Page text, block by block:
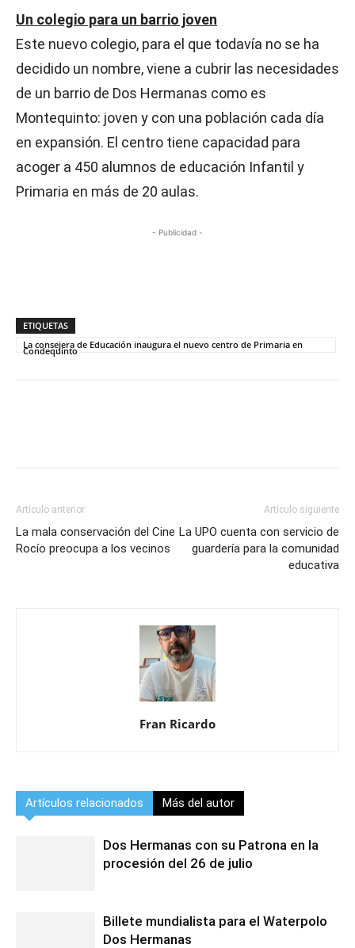
Un colegio para un barrio joven
Este nuevo colegio, para el que todavía no se ha
decidido un nombre, viene a cubrir las necesidades
de un barrio de Dos Hermanas como es
Montequinto: joven y con una población cada día
en expansión. El centro tiene capacidad para
acoger a 450 alumnos de educación Infantil y
Primaria en más de 20 aulas.
- Publicidad -
ETIQUETAS
La consejera de Educación inaugura el nuevo centro de Primaria en
Condequinto
Artículo anterior
La mala conservación del Cine
Rocío preocupa a los vecinos
Artículo siguiente
La UPO cuenta con servicio de
guardería para la comunidad
educativa
Fran Ricardo
Artículos relacionados Más del autor
Dos Hermanas con su Patrona en la
procesión del 26 de julio
Billete mundialista para el Waterpolo
Dos Hermanas